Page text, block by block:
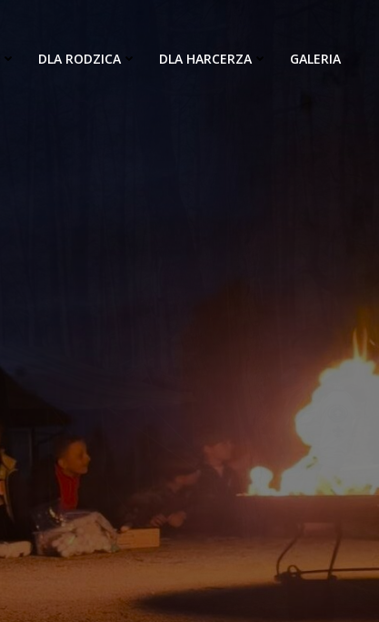
DLA RODZICA DLA HARCERZA GALERIA